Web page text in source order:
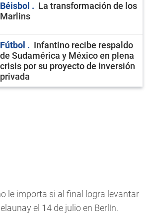
Béisbol
La transformación de los
Marlins
Fútbol
Infantino recibe respaldo
de Sudamérica y México en plena
crisis por su proyecto de inversión
privada
le importa si al final logra levantar
el 14 de julio en Berlín.